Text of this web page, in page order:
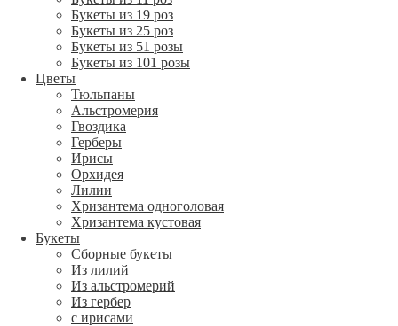
Букеты из 19 роз
Букеты из 25 роз
Букеты из 51 розы
Букеты из 101 розы
Цветы
Тюльпаны
Альстромерия
Гвоздика
Герберы
Ирисы
Орхидея
Лилии
Хризантема одноголовая
Хризантема кустовая
Букеты
Сборные букеты
Из лилий
Из альстромерий
Из гербер
с ирисами